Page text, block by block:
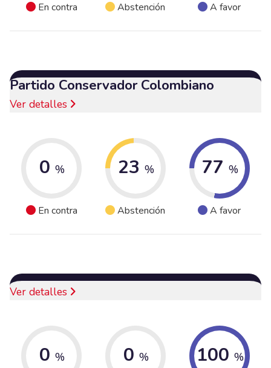
En contra Abstención A favor
Partido Conservador Colombiano
Ver detalles
0 %
En contra
23 %
Abstención
77 %
A favor
Ver detalles
0 % 0 % 100 %